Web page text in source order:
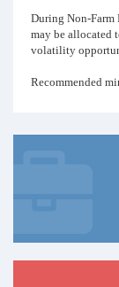
During Non-Farm
may be allocated
volatility
Recommended